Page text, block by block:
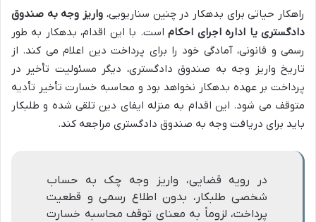
راهکار حیاتی برای بدهکار در چنین سناریویی، واریز وجه به صندوق
دادگستری یا اداره اجرای احکاماست. با این اقدام، بدهکار به طور
رسمی و قانونی، آمادگی خود را برای پرداخت دین اعلام می کند. از
تاریخ واریز وجه به صندوق دادگستری، دیگر مسئولیت تأخیر در
پرداخت بر عهده بدهکار نخواهد بود و محاسبه خسارت تأخیر تأدیه
متوقف می شود. این اقدام به منزله ایفای دین تلقی شده و طلبکار
باید برای دریافت وجه به صندوق دادگستری مراجعه کند.
در رویه قضایی، واریز وجه چک به حساب
شخصی طلبکار، بدون اطلاع رسمی و قطعیت
پرداخت، لزوماً به معنای توقف محاسبه خسارت